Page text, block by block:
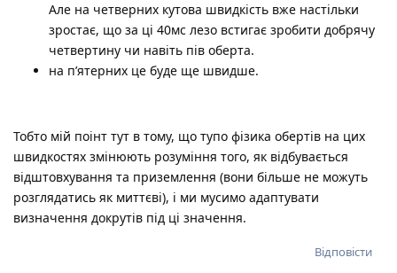
Але на четверних кутова швидкість вже настільки
зростає, що за ці 40мс лезо встигає зробити добрячу
четвертину чи навіть пів оберта.
на п’ятерних це буде ще швидше.
Тобто мій поінт тут в тому, що тупо фізика обертів на цих
швидкостях змінюють розуміння того, як відбувається
відштовхування та приземлення (вони більше не можуть
розглядатись як миттєві), і ми мусимо адаптувати
визначення докрутів під ці значення.
Відповісти